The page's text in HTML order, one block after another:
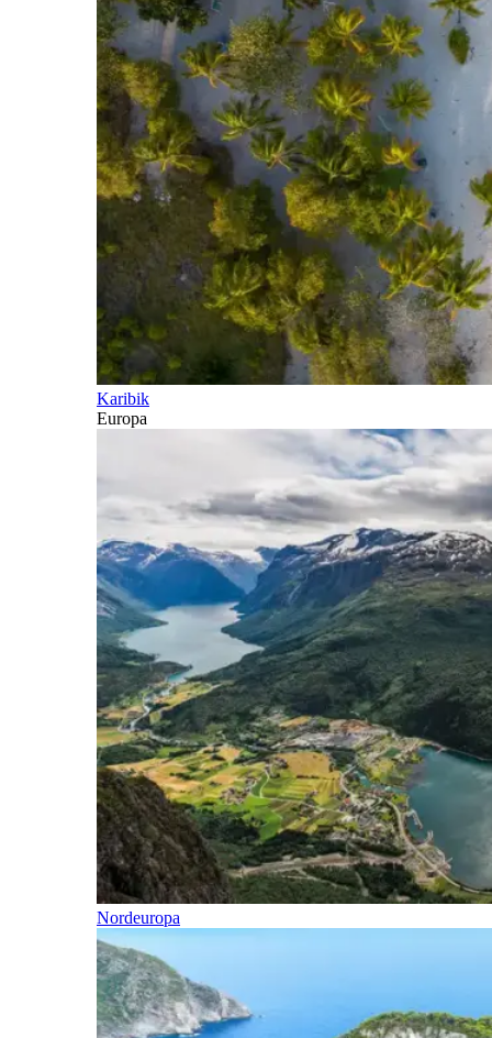
Karibik
Europa
Nordeuropa